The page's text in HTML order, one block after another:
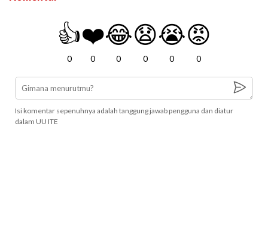
👍
0
❤️
0
😂
0
😧
0
😭
0
😡
0
Isi komentar sepenuhnya adalah tanggung jawab pengguna dan diatur
dalam UU ITE